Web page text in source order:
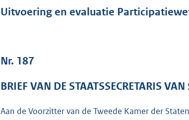
a
r
o
Uitvoering en evaluatie
Nr. 187
BRIEF VAN DE STAATSSECRETARIS
Aan de Voorzitter van de Tweede Kamer der